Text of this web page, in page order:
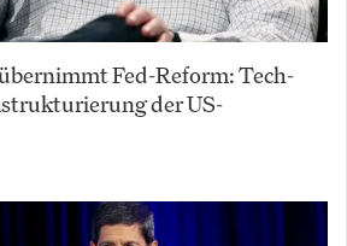
Fed-Reform: Tech-
der US-